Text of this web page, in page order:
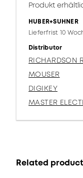
Produkt
HUBER+SUHNER
Lieferfrist 10
Distributor
RICHARDSON
MOUSER
DIGIKEY
MASTER
Related